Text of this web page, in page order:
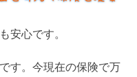
安心です。
す。今現在の保険で万